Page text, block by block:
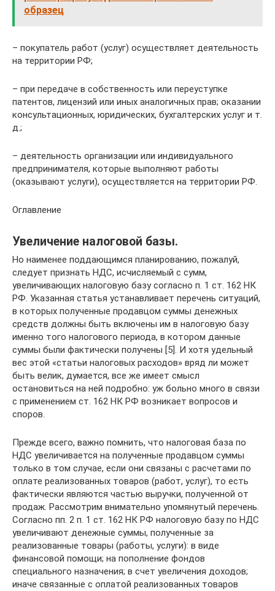
образец
– покупатель работ (услуг) осуществляет деятельность
на территории РФ;
– при передаче в собственность или переуступке
патентов, лицензий или иных аналогичных прав; оказании
консультационных, юридических, бухгалтерских услуг и т.
д.;
– деятельность организации или индивидуального
предпринимателя, которые выполняют работы
(оказывают услуги), осуществляется на территории РФ.
Оглавление
Увеличение налоговой базы.
Но наименее поддающимся планированию, пожалуй,
следует признать НДС, исчисляемый с сумм,
увеличивающих налоговую базу согласно п. 1 ст. 162 НК
РФ. Указанная статья устанавливает перечень ситуаций,
в которых полученные продавцом суммы денежных
средств должны быть включены им в налоговую базу
именно того налогового периода, в котором данные
суммы были фактически получены [5]. И хотя удельный
вес этой «статьи налоговых расходов» вряд ли может
быть велик, думается, все же имеет смысл
остановиться на ней подробно: уж больно много в связи
с применением ст. 162 НК РФ возникает вопросов и
споров.
Прежде всего, важно помнить, что налоговая база по
НДС увеличивается на полученные продавцом суммы
только в том случае, если они связаны с расчетами по
оплате реализованных товаров (работ, услуг), то есть
фактически являются частью выручки, полученной от
продаж. Рассмотрим внимательно упомянутый перечень.
Согласно пп. 2 п. 1 ст. 162 НК РФ налоговую базу по НДС
увеличивают денежные суммы, полученные за
реализованные товары (работы, услуги): в виде
финансовой помощи; на пополнение фондов
специального назначения; в счет увеличения доходов;
иначе связанные с оплатой реализованных товаров